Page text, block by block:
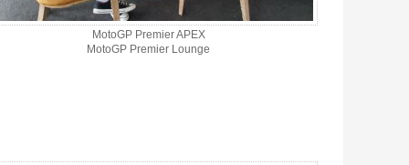
MotoGP Premier APEX
MotoGP Premier Lounge